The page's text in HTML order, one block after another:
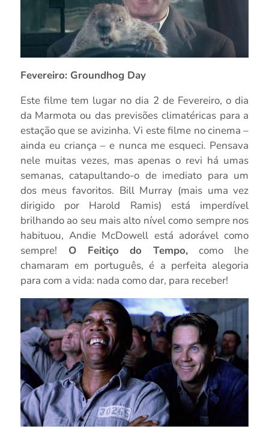
Fevereiro: Groundhog Day
Este filme tem lugar no dia 2 de Fevereiro, o dia
da Marmota ou das previsões climatéricas para a
estação que se avizinha. Vi este filme no cinema –
ainda eu criança – e nunca me esqueci. Pensava
nele muitas vezes, mas apenas o revi há umas
semanas, catapultando-o de imediato para um
dos meus favoritos. Bill Murray (mais uma vez
dirigido por Harold Ramis) está imperdível
brilhando ao seu mais alto nível como sempre nos
habituou, Andie McDowell está adorável como
sempre! O Feitiço do Tempo, como lhe
chamaram em português, é a perfeita alegoria
para com a vida: nada como dar, para receber!